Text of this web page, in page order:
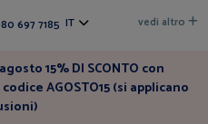
697 7185 IT vedi altro
15% DI SCONTO con
AGOSTO15 (si applicano